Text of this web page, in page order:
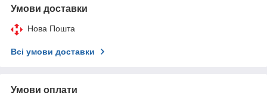
Умови доставки
Нова Пошта
Всі умови доставки
Умови оплати